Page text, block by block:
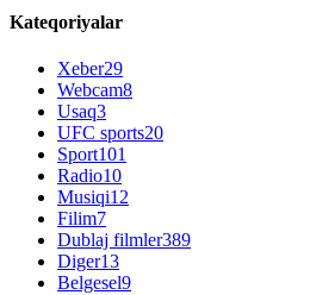
Kateqoriyalar
Xeber29
Webcam8
Usaq3
UFC sports20
Sport101
Radio10
Musiqi12
Filim7
Dublaj filmler389
Diger13
Belgesel9